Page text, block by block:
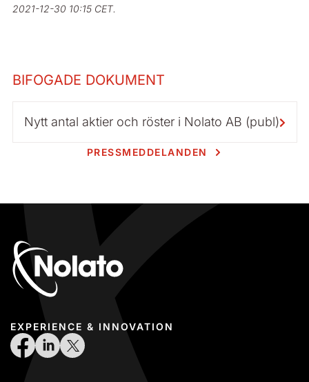
2021-12-30 10:15 CET.
BIFOGADE DOKUMENT
Nytt antal aktier och röster i Nolato AB (publ)
PRESSMEDDELANDEN
EXPERIENCE & INNOVATION